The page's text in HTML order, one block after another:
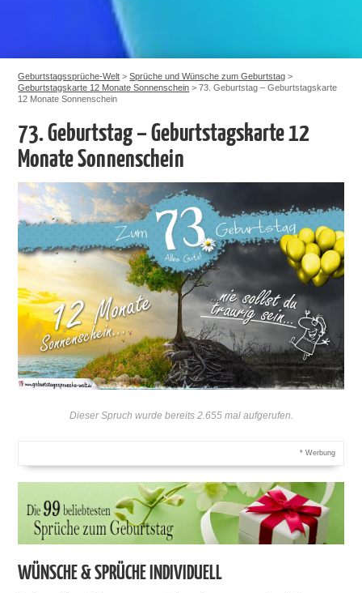
Geburtstagssprüche-Welt >Sprüche und Wünsche zum Geburtstag >
Geburtstagskarte 12 Monate Sonnenschein >73. Geburtstag – Geburtstagskarte
12 Monate Sonnenschein
73. Geburtstag – Geburtstagskarte 12
Monate Sonnenschein
Dieser Spruch wurde bereits 2.655 mal aufgerufen.
* Werbung
WÜNSCHE & SPRÜCHE INDIVIDUELL